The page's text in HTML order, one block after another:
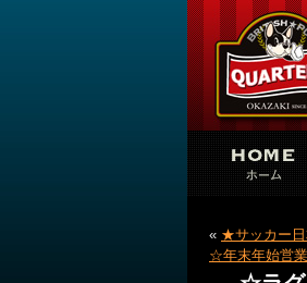
« ★サッカー日
☆年末年始営